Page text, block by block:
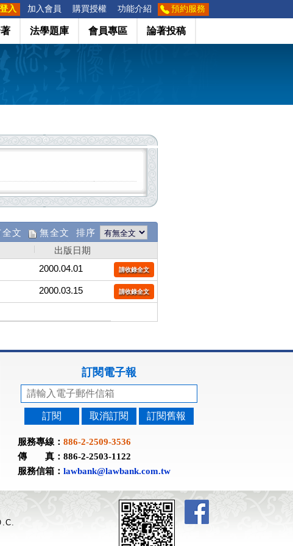
入 加入會員 購買授權 功能介紹 預約服務
法學題庫 會員專區 論著投稿
全文 無全文 排序
出版日期
2000.04.01 請收錄全文
2000.03.15 請收錄全文
訂閱電子報
訂閱 取消訂閱 訂閱舊報
服務專線： 886-2-2509-3536
傳 真：886-2-2503-1122
服務信箱： lawbank@lawbank.com.tw